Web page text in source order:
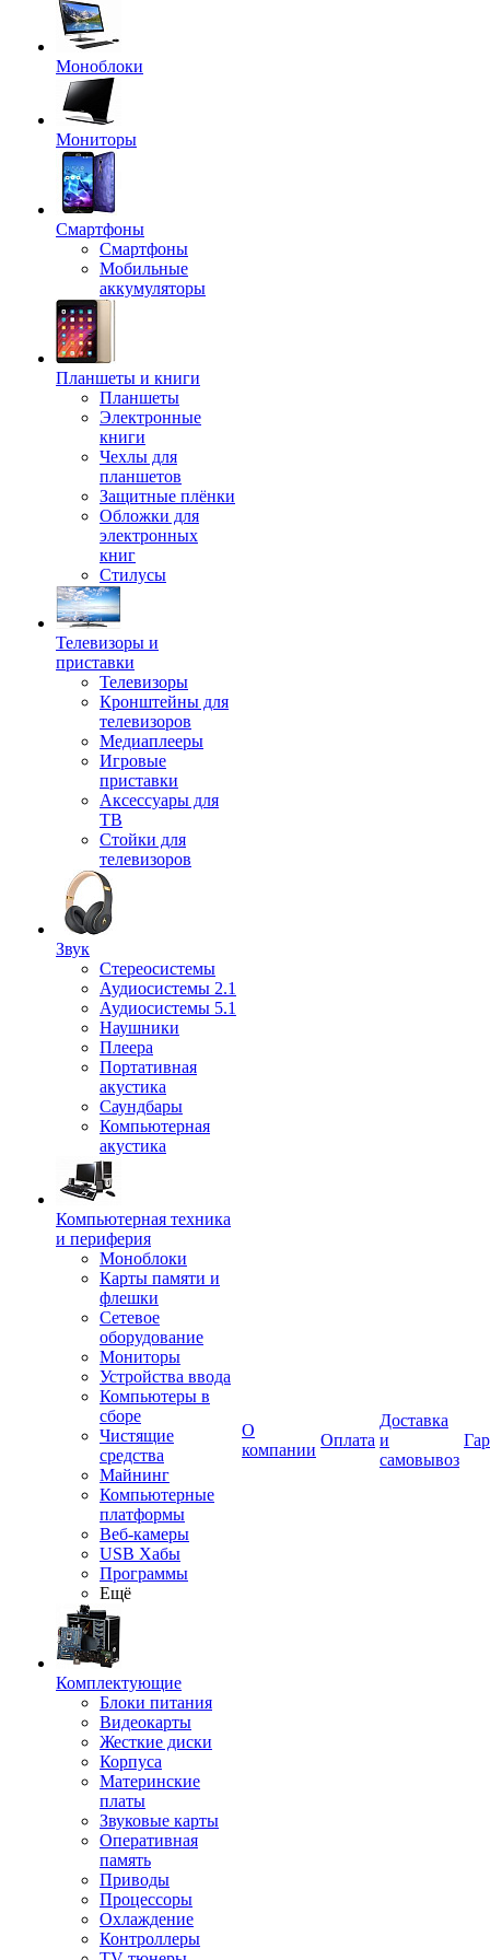
Моноблоки
Мониторы
Смартфоны
Смартфоны
Мобильные
аккумуляторы
Планшеты и книги
Планшеты
Электронные
книги
Чехлы для
планшетов
Защитные плёнки
Обложки для
электронных
книг
Стилусы
Телевизоры и
приставки
Телевизоры
Кронштейны для
телевизоров
Медиаплееры
Игровые
приставки
Аксессуары для
ТВ
Стойки для
телевизоров
Звук
Стереосистемы
Аудиосистемы 2.1
Аудиосистемы 5.1
Наушники
Плеера
Портативная
акустика
Саундбары
Компьютерная
акустика
Компьютерная техника
и периферия
Моноблоки
Карты памяти и
флешки
Сетевое
оборудование
Мониторы
Устройства ввода
Компьютеры в
сборе
Чистящие
средства
Майнинг
Компьютерные
платформы
Веб-камеры
USB Хабы
Программы
Ещё
Комплектующие
Блоки питания
Видеокарты
Жесткие диски
Корпуса
Материнские
платы
Звуковые карты
Оперативная
память
Приводы
Процессоры
Охлаждение
Контроллеры
О
компании
Оплата
Доставка
и
самовывоз